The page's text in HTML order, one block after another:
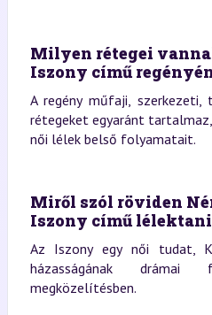
Milyen rétegei
Iszony című
A regény műfaji, szerkezeti,
rétegeket egyaránt
női lélek belső folyamatait.
Miről szól röviden
Iszony című lélektani
Az Iszony egy női tudat,
házasságának drámai
megközelítésben.